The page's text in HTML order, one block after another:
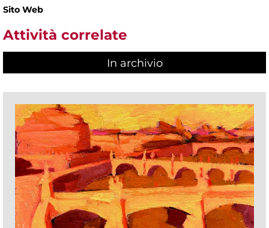
Sito Web
Attività correlate
In archivio